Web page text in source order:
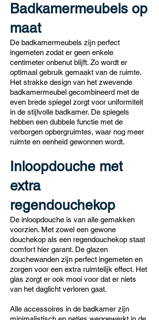
Badkamermeubels op
maat
De badkamermeubels zijn perfect
ingemeten zodat er geen enkele
centimeter onbenut blijft. Zo wordt er
optimaal gebruik gemaakt van de ruimte.
Het strakke design van het zwevende
badkamermeubel gecombineerd met de
even brede spiegel zorgt voor uniformiteit
in de stijlvolle badkamer. De spiegels
hebben een dubbele functie met de
verborgen opbergruimtes, waar nog meer
ruimte en eenheid gewonnen wordt.
Inloopdouche met
extra
regendouchekop
De inloopdouche is van alle gemakken
voorzien. Met zowel een gewone
douchekop als een regendouchekop staat
comfort hier garant. De glazen
douchewanden zijn perfect ingemeten en
zorgen voor een extra ruimtelijk effect. Het
glas zorgt er ook mooi voor dat er niets
van het daglicht verloren gaat.
Alle accessoires in de badkamer zijn